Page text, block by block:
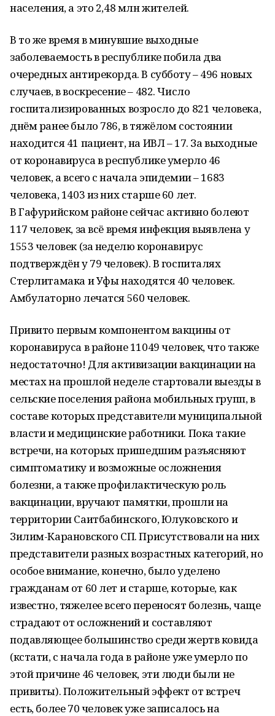
населения, а это 2,48 млн жителей.
В то же время в минувшие выходные
заболеваемость в республике побила два
очередных антирекорда. В субботу – 496 новых
случаев, в воскресение – 482. Число
госпитализированных возросло до 821 человека,
днём ранее было 786, в тяжёлом состоянии
находится 41 пациент, на ИВЛ – 17. За выходные
от коронавируса в республике умерло 46
человек, а всего с начала эпидемии – 1683
человека, 1403 из них старше 60 лет.
В Гафурийском районе сейчас активно болеют
117 человек, за всё время инфекция выявлена у
1553 человек (за неделю коронавирус
подтверждён у 79 человек). В госпиталях
Стерлитамака и Уфы находятся 40 человек.
Амбулаторно лечатся 560 человек.
Привито первым компонентом вакцины от
коронавируса в районе 11049 человек, что также
недостаточно! Для активизации вакцинации на
местах на прошлой неделе стартовали выезды в
сельские поселения района мобильных групп, в
составе которых представители муниципальной
власти и медицинские работники. Пока такие
встречи, на которых пришедшим разъясняют
симптоматику и возможные осложнения
болезни, а также профилактическую роль
вакцинации, вручают памятки, прошли на
территории Саитбабинского, Юлуковского и
Зилим-Карановского СП. Присутствовали на них
представители разных возрастных категорий, но
особое внимание, конечно, было уделено
гражданам от 60 лет и старше, которые, как
известно, тяжелее всего переносят болезнь, чаще
страдают от осложнений и составляют
подавляющее большинство среди жертв ковида
(кстати, с начала года в районе уже умерло по
этой причине 46 человек, эти люди были не
привиты). Положительный эффект от встреч
есть, более 70 человек уже записалось на